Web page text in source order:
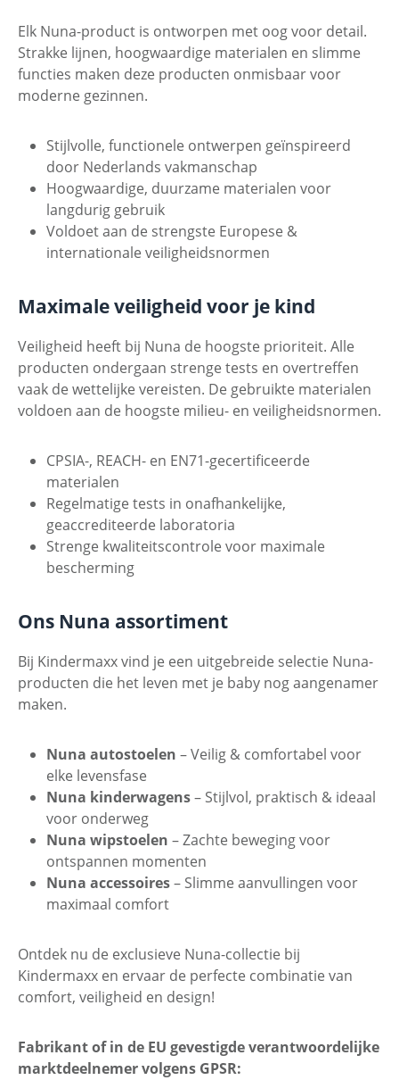
Elk Nuna-product is ontworpen met oog voor detail.
Strakke lijnen, hoogwaardige materialen en slimme
functies maken deze producten onmisbaar voor
moderne gezinnen.
Stijlvolle, functionele ontwerpen geïnspireerd
door Nederlands vakmanschap
Hoogwaardige, duurzame materialen voor
langdurig gebruik
Voldoet aan de strengste Europese &
internationale veiligheidsnormen
Maximale veiligheid voor je kind
Veiligheid heeft bij Nuna de hoogste prioriteit. Alle
producten ondergaan strenge tests en overtreffen
vaak de wettelijke vereisten. De gebruikte materialen
voldoen aan de hoogste milieu- en veiligheidsnormen.
CPSIA-, REACH- en EN71-gecertificeerde
materialen
Regelmatige tests in onafhankelijke,
geaccrediteerde laboratoria
Strenge kwaliteitscontrole voor maximale
bescherming
Ons Nuna assortiment
Bij Kindermaxx vind je een uitgebreide selectie Nuna-
producten die het leven met je baby nog aangenamer
maken.
Nuna autostoelen – Veilig & comfortabel voor
elke levensfase
Nuna kinderwagens– Stijlvol, praktisch & ideaal
voor onderweg
Nuna wipstoelen – Zachte beweging voor
ontspannen momenten
Nuna accessoires– Slimme aanvullingen voor
maximaal comfort
Ontdek nu de exclusieve Nuna-collectie bij
Kindermaxx en ervaar de perfecte combinatie van
comfort, veiligheid en design!
Fabrikant of in de EU gevestigde verantwoordelijke
marktdeelnemer volgens GPSR: